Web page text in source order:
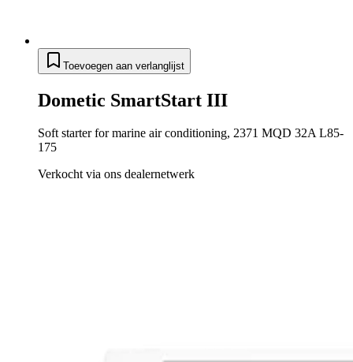
Toevoegen aan verlanglijst
Dometic SmartStart III
Soft starter for marine air conditioning, 2371 MQD 32A L85-
175
Verkocht via ons dealernetwerk